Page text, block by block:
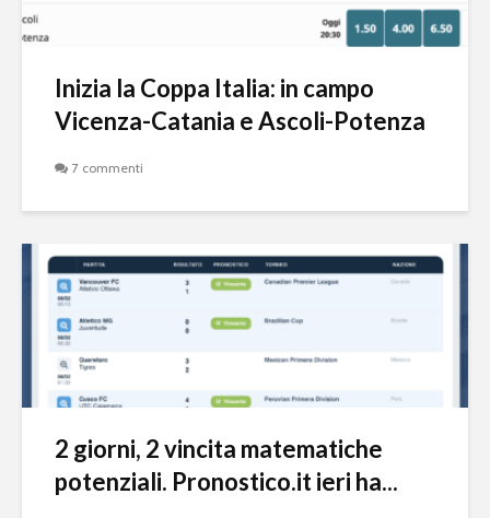
Inizia la Coppa Italia: in campo
Vicenza-Catania e Ascoli-Potenza
7 commenti
2 giorni, 2 vincita matematiche
potenziali. Pronostico.it ieri ha...